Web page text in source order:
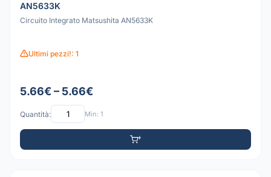
AN5633K
Circuito Integrato Matsushita AN5633K
Ultimi pezzi!: 1
5.66€ – 5.66€
Quantità: Min: 1